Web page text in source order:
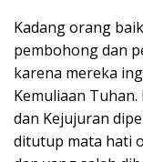
Kadang orang
pembohong dan
karena mereka
Kemuliaan
dan Kejujuran
ditutup mata hati